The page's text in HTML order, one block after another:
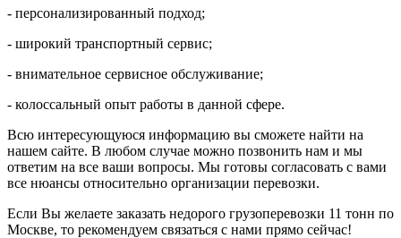
- персонализированный подход;
- широкий транспортный сервис;
- внимательное сервисное обслуживание;
- колоссальный опыт работы в данной сфере.
Всю интересующуюся информацию вы сможете найти на
нашем сайте. В любом случае можно позвонить нам и мы
ответим на все ваши вопросы. Мы готовы согласовать с вами
все нюансы относительно организации перевозки.
Если Вы желаете заказать недорого грузоперевозки 11 тонн по
Москве, то рекомендуем связаться с нами прямо сейчас!